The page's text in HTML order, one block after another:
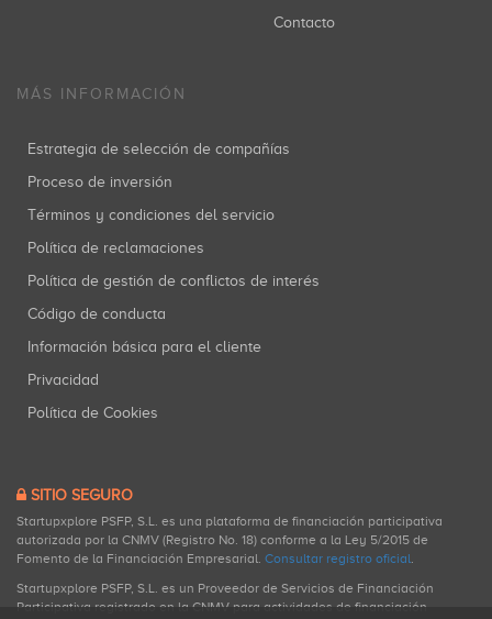
Contacto
MÁS INFORMACIÓN
Estrategia de selección de compañías
Proceso de inversión
Términos y condiciones del servicio
Política de reclamaciones
Política de gestión de conflictos de interés
Código de conducta
Información básica para el cliente
Privacidad
Política de Cookies
SITIO SEGURO
Startupxplore PSFP, S.L. es una plataforma de financiación participativa
autorizada por la CNMV (Registro No. 18) conforme a la Ley 5/2015 de
Fomento de la Financiación Empresarial. Consultar registro oficial.
Startupxplore PSFP, S.L. es un Proveedor de Servicios de Financiación
Participativa registrado en la CNMV para actividades de financiación